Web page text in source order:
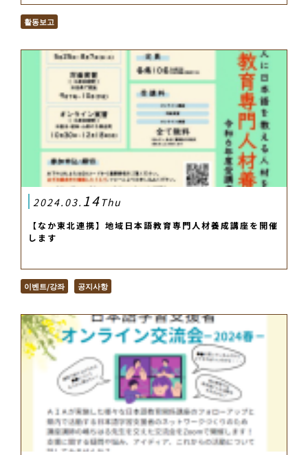
활동보고
2024.03. 14Thu
【なか東北連携】地域日本語教育専門人材養成講座を開催
します
이벤트/강좌 공지사항